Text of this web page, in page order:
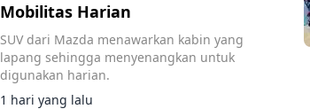
Mobilitas Harian
SUV dari Mazda menawarkan kabin yang
lapang sehingga menyenangkan untuk
digunakan harian.
1 hari yang lalu